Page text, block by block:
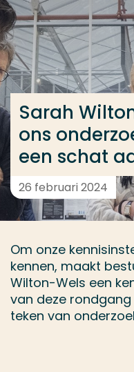
Ga direct naar de
... > Sarah Wilton-
Sarah
ons
een schat
26 februari 2024
Om onze
kennen, maakt
Wilton-Wels een
van deze
teken van
Veel gezocht
Opleiding
Contact